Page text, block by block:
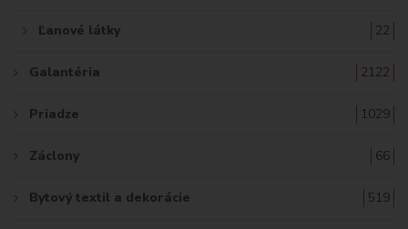
Ľanové látky 22
Galantéria 2122
Priadze 1029
Záclony 66
Bytový textil a dekorácie 519